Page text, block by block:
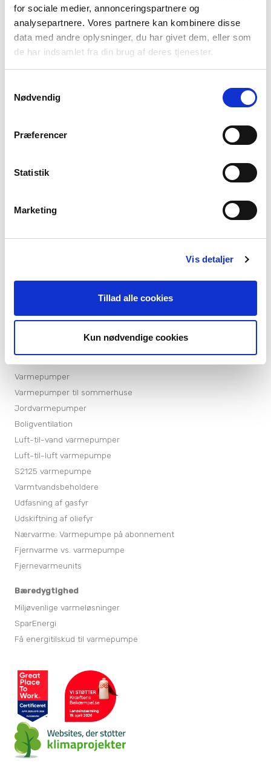
for sociale medier, annonceringspartnere og
analysepartnere. Vores partnere kan kombinere disse
data med andre oplysninger, du har givet dem, eller som
de har indsamlet fra din brug af deres tjenester.
Nødvendig
Præferencer
Statistik
Marketing
Vis detaljer
Tillad alle cookies
Kun nødvendige cookies
Varmepumper
Varmepumper til sommerhuse
Jordvarmepumper
Boligventilation
Luft-til-vand varmepumper
Luft-til-luft varmepumpe
S2125 varmepumpe
Varmtvandsbeholdere
Udfasning af gasfyr
Udskiftning af oliefyr
Nærvarme: Varmepumpe på abonnement
Fjernvarme vs. varmepumpe
Fjernevarmeunits
Bæredygtighed
Miljøvenlige varmeløsninger
SparEnergi
Få energitilskud til varmepumpe
Bestil serviceabonnement
NIBE Uplink
Vølund Varmeteknik
En gennemtænkt løsning
Arrangementer